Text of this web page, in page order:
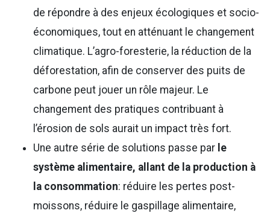
de répondre à des enjeux écologiques et socio-
économiques, tout en atténuant le changement
climatique. L’agro-foresterie, la réduction de la
déforestation, afin de conserver des puits de
carbone peut jouer un rôle majeur. Le
changement des pratiques contribuant à
l’érosion de sols aurait un impact très fort.
Une autre série de solutions passe par le
système alimentaire, allant de la production à
la consommation: réduire les pertes post-
moissons, réduire le gaspillage alimentaire,